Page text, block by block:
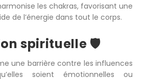
les chakras, favorisant une
de l’énergie dans tout le corps.
spirituelle 🛡️
une barrière contre les influences
soient émotionnelles ou